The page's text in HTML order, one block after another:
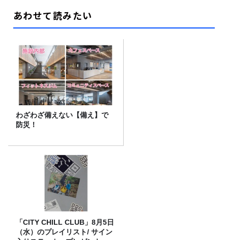
あわせて読みたい
わざわざ備えない【備え】で
防災！
「CITY CHILL CLUB」8月5日
（水）のプレイリスト/ サイン